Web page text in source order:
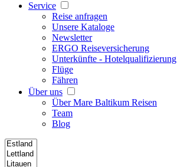
Service
Reise anfragen
Unsere Kataloge
Newsletter
ERGO Reiseversicherung
Unterkünfte - Hotelqualifizierung
Flüge
Fähren
Über uns
Über Mare Baltikum Reisen
Team
Blog